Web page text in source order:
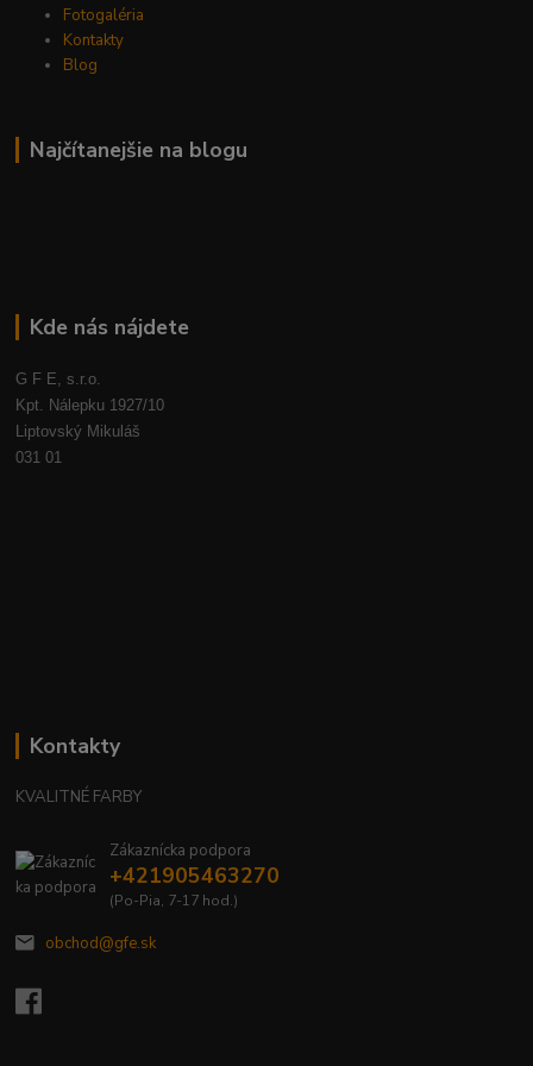
Fotogaléria
Kontakty
Blog
Najčítanejšie na blogu
Kde nás nájdete
G F E, s.r.o.
Kpt. Nálepku 1927/10
Liptovský Mikuláš
031 01
Kontakty
KVALITNÉ FARBY
Zákaznícka podpora
+421905463270
(Po-Pia, 7-17 hod.)
obchod@gfe.sk